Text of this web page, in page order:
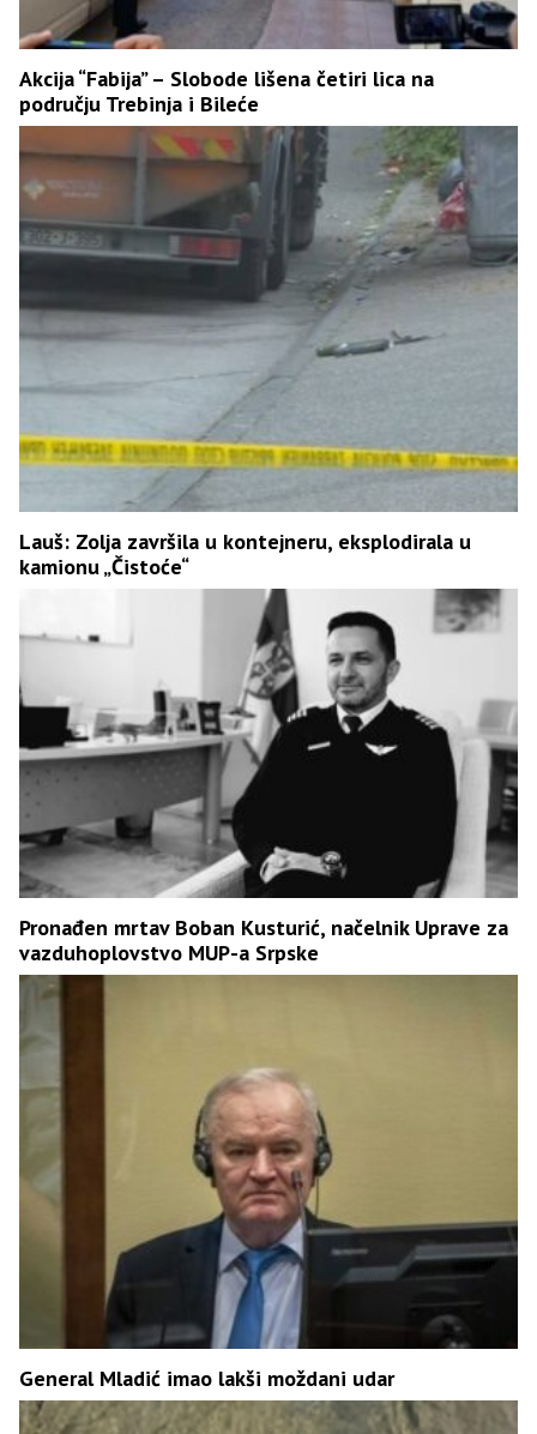
Akcija “Fabija” – Slobode lišena četiri lica na
području Trebinja i Bileće
Lauš: Zolja završila u kontejneru, eksplodirala u
kamionu „Čistoće“
Pronađen mrtav Boban Kusturić, načelnik Uprave za
vazduhoplovstvo MUP-a Srpske
General Mladić imao lakši moždani udar